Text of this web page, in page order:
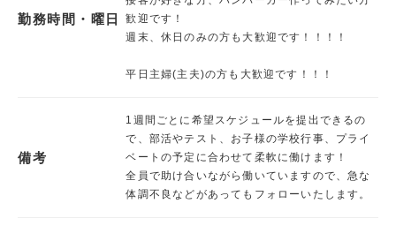
勤務時間・曜日
歓迎です！
週末、休日のみの方も大歓迎です！！！！
平日主婦(主夫)の方も大歓迎です！！！
備考
1週間ごとに希望スケジュールを提出できるの
で、部活やテスト、お子様の学校行事、プライ
ベートの予定に合わせて柔軟に働けます！
全員で助け合いながら働いていますので、急な
体調不良などがあってもフォローいたします。